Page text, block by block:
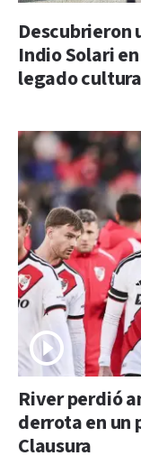
Descubrieron
Indio Solari
legado
River perdió
derrota en un
Clausura